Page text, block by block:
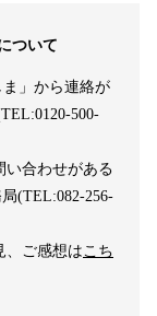
ついて
ま」から連絡が
500-
い合わせがある
(TEL:082-256-
、ご感想は こち